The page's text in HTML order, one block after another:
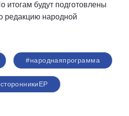
итогам будут подготовлены
редакцию народной
#народнаяпрограмма